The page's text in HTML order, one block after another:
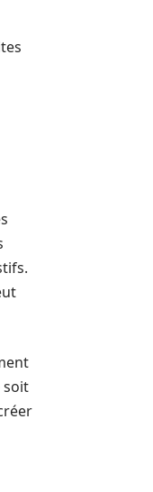
soit